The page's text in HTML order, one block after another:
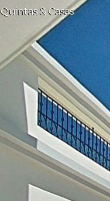
Quintas & Casas